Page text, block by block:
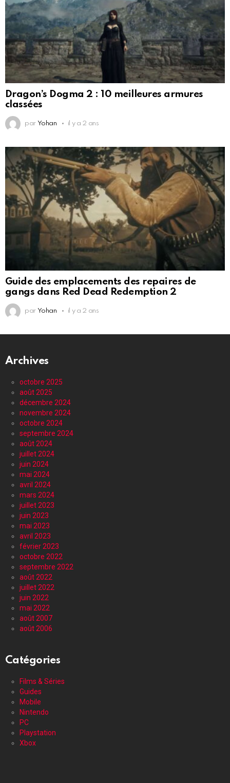
Dragon’s Dogma 2 : 10 meilleures armures
classées
par Yohan il y a 2 ans
Guide des emplacements des repaires de
gangs dans Red Dead Redemption 2
par Yohan il y a 2 ans
Archives
octobre 2025
août 2025
décembre 2024
novembre 2024
octobre 2024
septembre 2024
août 2024
juillet 2024
juin 2024
mai 2024
avril 2024
mars 2024
juillet 2023
juin 2023
mai 2023
avril 2023
février 2023
octobre 2022
septembre 2022
août 2022
juillet 2022
juin 2022
mai 2022
août 2007
août 2006
Catégories
Films & Séries
Guides
Mobile
Nintendo
PC
Playstation
Xbox